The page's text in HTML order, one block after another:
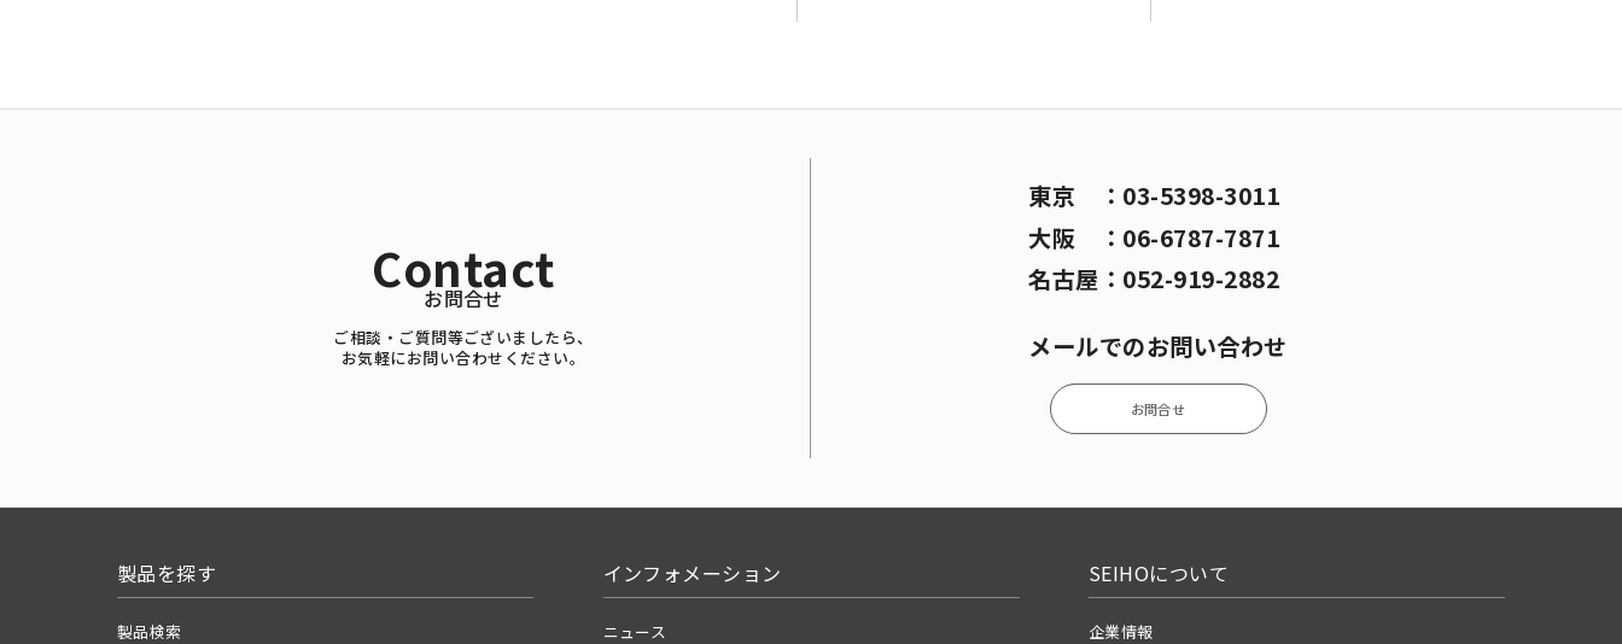
Contact
お問合せ
ご相談・ご質問等ございましたら、
お気軽にお問い合わせください。
東京 ： 03-5398-3011
大阪
： 06-6787-7871
名古屋 ： 052-919-2882
メールでのお問い合わせ
お問合せ
製品を探す
製品検索
インフォメーション
ニュース
SEIHOについて
企業情報